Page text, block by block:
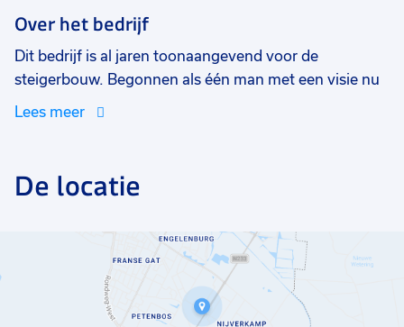
Over het bedrijf
Dit bedrijf is al jaren toonaangevend voor de
steigerbouw. Begonnen als één man met een visie nu
uitgegroeid tot een gerenommeerd bedrijf in de
eindeloze lagen binnen het bedrijf. Korte lijnen en snel
geregeld typeert dit bedrijf.
Lees meer
De locatie